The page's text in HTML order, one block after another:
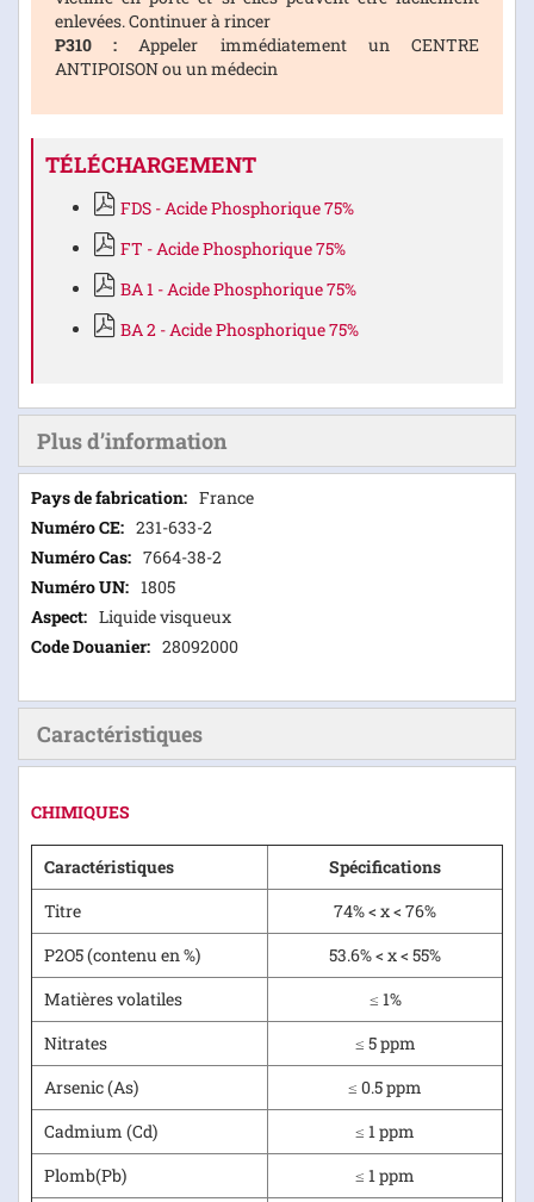
enlevées. Continuer à rincer
P310 : Appeler immédiatement un CENTRE
ANTIPOISON ou un médecin
TÉLÉCHARGEMENT
FDS - Acide Phosphorique 75%
FT - Acide Phosphorique 75%
BA 1 - Acide Phosphorique 75%
BA 2 - Acide Phosphorique 75%
Plus d’information
Plus
d’information
France
231-633-2
7664-38-2
1805
Liquide visqueux
28092000
Caractéristiques
CHIMIQUES
Caractéristiques
Spécifications
Titre
74% < x < 76%
P2O5 (contenu en %)
53.6% < x < 55%
Matières volatiles
≤ 1%
Nitrates
≤ 5 ppm
Arsenic (As)
≤ 0.5 ppm
Cadmium (Cd)
≤ 1 ppm
Plomb(Pb)
≤ 1 ppm